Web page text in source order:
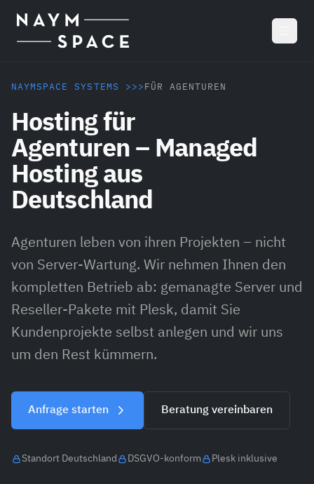
NAYMSPACE SYSTEMS >>> FÜR AGENTUREN
Hosting für
Agenturen – Managed
Hosting aus
Deutschland
Agenturen leben von ihren Projekten – nicht
von Server-Wartung. Wir nehmen Ihnen den
kompletten Betrieb ab: gemanagte Server und
Reseller-Pakete mit Plesk, damit Sie
Kundenprojekte selbst anlegen und wir uns
um den Rest kümmern.
Anfrage starten Beratung vereinbaren
Standort Deutschland DSGVO-konform Plesk inklusive